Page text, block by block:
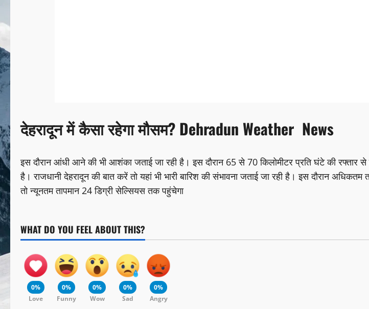
देहरादून में कैसा रहेगा मौसम? Dehradun Weather News
इस दौरान आंधी आने की भी आशंका जताई जा रही है। इस दौरान 65 से 70 किलोमीटर प्रति घंटे की
है। राजधानी देहरादून की बात करें तो यहां भी भारी बारिश की संभावना जताई जा रही है। इस दौरान अधिकतम
तो न्यूनतम तापमान 24 डिग्री सेल्सियस तक पहुंचेगा
WHAT DO YOU FEEL ABOUT THIS?
0%
Love
0%
Funny
0%
Wow
0%
Sad
0%
Angry